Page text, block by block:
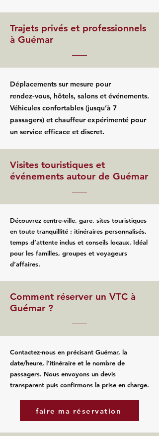
Trajets privés et professionnels
à Guémar
Déplacements sur mesure pour
rendez‑vous, hôtels, salons et événements.
Véhicules confortables (jusqu’à 7
passagers) et chauffeur expérimenté pour
un service efficace et discret.
Visites touristiques et
événements autour de Guémar
Découvrez centre-ville, gare, sites touristiques
en toute tranquillité : itinéraires personnalisés,
temps d’attente inclus et conseils locaux. Idéal
pour les familles, groupes et voyageurs
d’affaires.
Comment réserver un VTC à
Guémar ?
Contactez‑nous en précisant Guémar, la
date/heure, l’itinéraire et le nombre de
passagers. Nous envoyons un devis
transparent puis confirmons la prise en charge.
faire ma réservation